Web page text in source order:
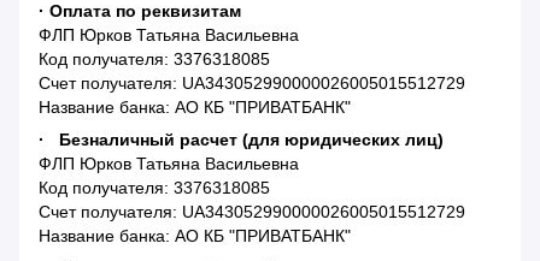
· Оплата по реквизитам
ФЛП Юрков Татьяна Васильевна
Код получателя: 3376318085
Счет получателя: UA343052990000026005015512729
Название банка: АО КБ "ПРИВАТБАНК"
· Безналичный расчет (для юридических лиц)
ФЛП Юрков Татьяна Васильевна
Код получателя: 3376318085
Счет получателя: UA343052990000026005015512729
Название банка: АО КБ "ПРИВАТБАНК"